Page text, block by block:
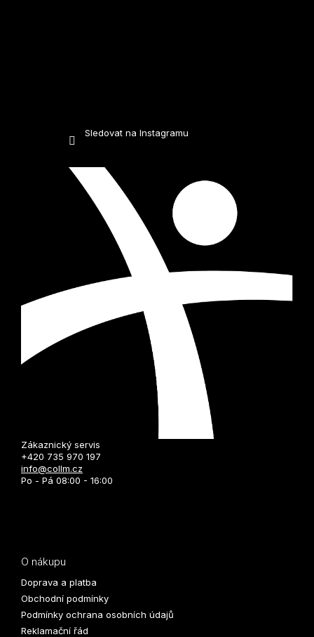
Sledovat na Instagramu
Zákaznický servis
+420 735 970 197
info@collm.cz
Po - Pá 08:00 - 16:00
O nákupu
Doprava a platba
Obchodní podmínky
Podmínky ochrana osobních údajů
Reklamační řád